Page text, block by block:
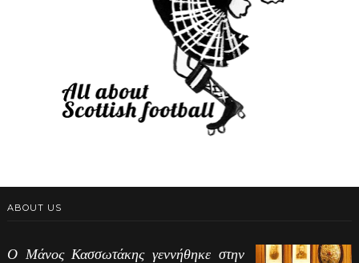
ABOUT US
Ο Μάνος Κασσωτάκης γεννήθηκε στην